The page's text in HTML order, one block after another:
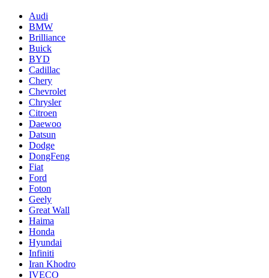
Audi
BMW
Brilliance
Buick
BYD
Cadillac
Chery
Chevrolet
Chrysler
Citroen
Daewoo
Datsun
Dodge
DongFeng
Fiat
Ford
Foton
Geely
Great Wall
Haima
Honda
Hyundai
Infiniti
Iran Khodro
IVECO